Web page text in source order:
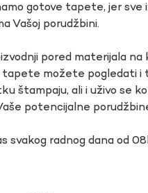
gotove tapete, jer sve
Vašoj porudžbini.
pored materijala na
tapete možete pogledati i
štampaju, ali i uživo se
potencijalne
svakog radnog dana od